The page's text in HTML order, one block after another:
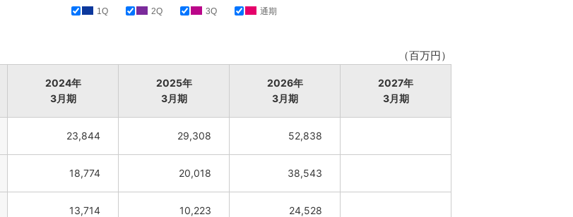
1Q 2Q 3Q 通期
（百万円）
2024年
3月期
2025年
3月期
2026年
3月期
2027年
3月期
23,844 29,308 52,838
18,774 20,018 38,543
13,714 10,223 24,528